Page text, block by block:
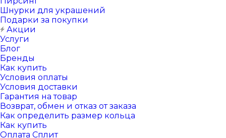
Шнурки для украшений
Подарки за покупки
Акции
Услуги
Блог
Бренды
Как купить
Условия оплаты
Условия доставки
Гарантия на товар
Возврат, обмен и отказ от заказа
Как определить размер кольца
Как купить
Оплата Сплит